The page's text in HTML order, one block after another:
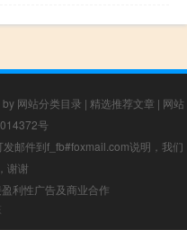
by 网站分类目录 | 精选推荐文章 | 网站
号
邮件到f_fb#foxmail.com说明，我们
谢谢
利性广告及商业合作